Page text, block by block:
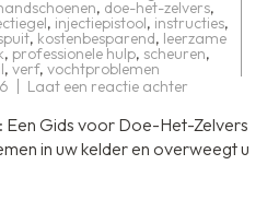
, doe-het-zelvers,
, injectiepistool, instructies,
, kostenbesparend, leerzame
, professionele hulp, scheuren,
, verf, vochtproblemen
Laat een reactie achter
uw
kelder
injecteren:
Een
Een Gids voor Doe-Het-Zelvers
in uw kelder en overweegt u